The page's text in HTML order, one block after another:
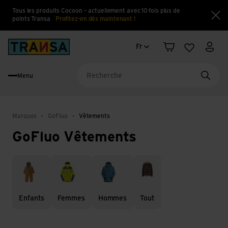
Tous les produits Cocoon – actuellement avec 10 fois plus de
points Transa
Profitez-en dès maintenant !
Changement de langue
Fr
PanierListe Mon
Menu
Marques GoFluo Vêtements
GoFluo Vêtements
Enfants
Enfants
Femmes
Femmes
Hommes
Hommes
Tout
Tout